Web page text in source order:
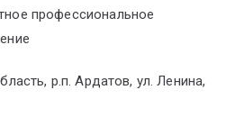
профессиональное
р.п. Ардатов, ул. Ленина,